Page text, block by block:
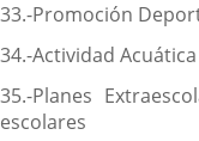
33.-Promoción
34.-Actividad
35.-Planes
escolares